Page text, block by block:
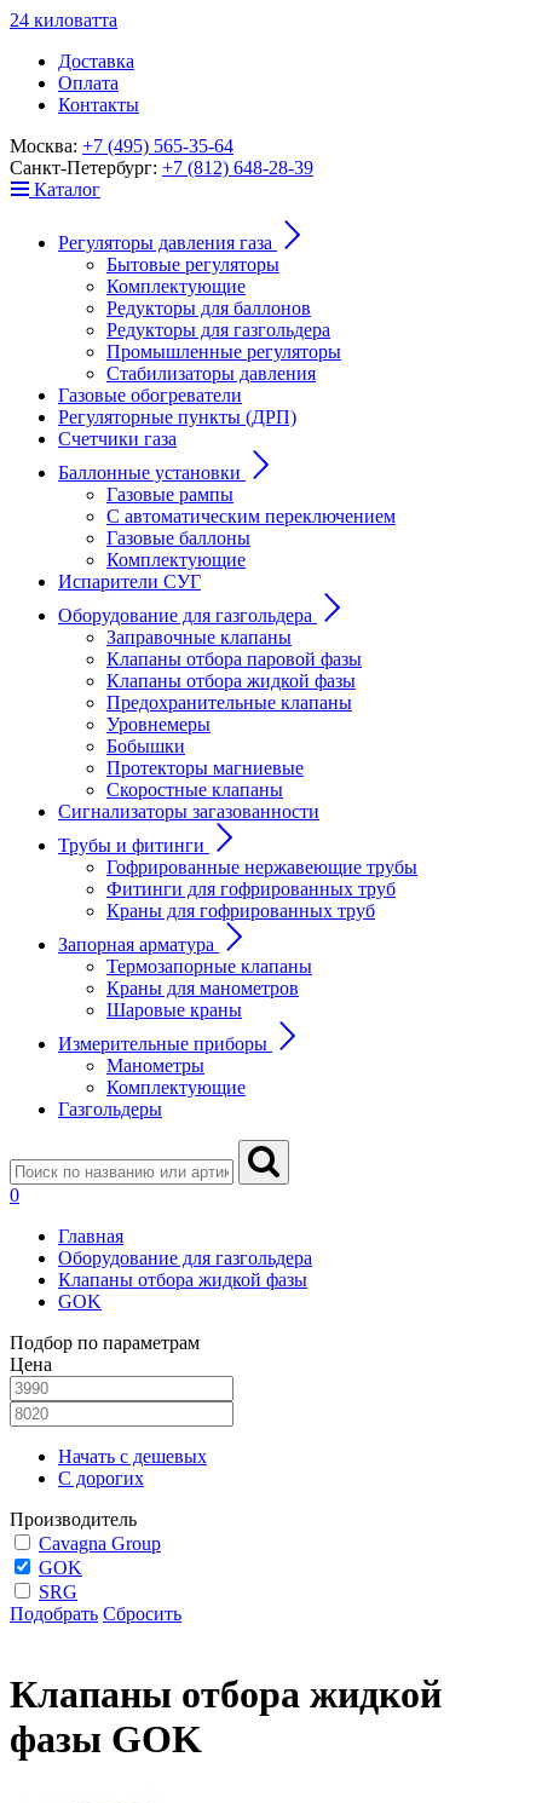
24 киловатта
Доставка
Оплата
Контакты
Москва: +7 (495) 565-35-64
Санкт-Петербург: +7 (812) 648-28-39
Каталог
Регуляторы давления газа
Бытовые регуляторы
Комплектующие
Редукторы для баллонов
Редукторы для газгольдера
Промышленные регуляторы
Стабилизаторы давления
Газовые обогреватели
Регуляторные пункты (ДРП)
Счетчики газа
Баллонные установки
Газовые рампы
С автоматическим переключением
Газовые баллоны
Комплектующие
Испарители СУГ
Оборудование для газгольдера
Заправочные клапаны
Клапаны отбора паровой фазы
Клапаны отбора жидкой фазы
Предохранительные клапаны
Уровнемеры
Бобышки
Протекторы магниевые
Скоростные клапаны
Сигнализаторы загазованности
Трубы и фитинги
Гофрированные нержавеющие трубы
Фитинги для гофрированных труб
Краны для гофрированных труб
Запорная арматура
Термозапорные клапаны
Краны для манометров
Шаровые краны
Измерительные приборы
Манометры
Комплектующие
Газгольдеры
0
Главная
Оборудование для газгольдера
Клапаны отбора жидкой фазы
GOK
Подбор по параметрам
Цена
Начать с дешевых
С дорогих
Производитель
Cavagna Group
GOK
SRG
Подобрать Сбросить
Клапаны отбора жидкой
фазы GOK